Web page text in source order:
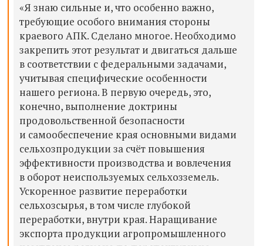
«Я знаю сильные и, что особенно важно,
требующие особого внимания стороны
краевого АПК. Сделано многое. Необходимо
закрепить этот результат и двигаться дальше
в соответствии с федеральными задачами,
учитывая специфические особенности
нашего региона. В первую очередь, это,
конечно, выполнение доктрины
продовольственной безопасности
и самообеспечение края основными видами
сельхозпродукции за счёт повышения
эффективности производства и вовлечения
в оборот неиспользуемых сельхозземель.
Ускоренное развитие переработки
сельхозсырья, в том числе глубокой
переработки, внутри края. Наращивание
экспорта продукции агропромышленного